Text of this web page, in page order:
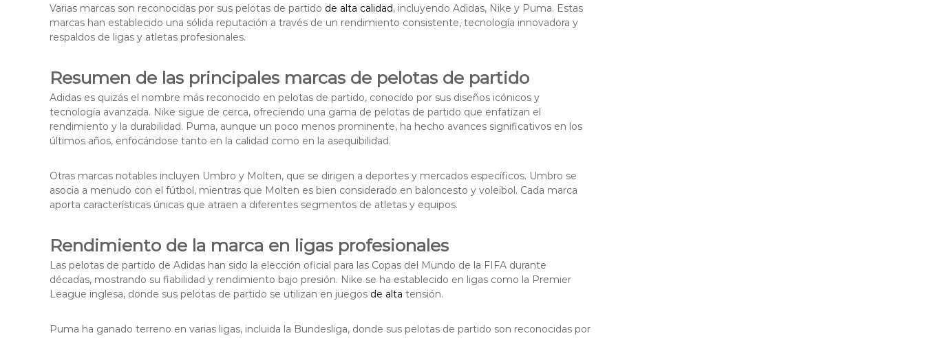
Varias marcas son reconocidas por sus pelotas de partido de alta calidad, incluyendo Adidas, Nike y Puma. Estas
marcas han establecido una sólida reputación a través de un rendimiento consistente, tecnología innovadora y
respaldos de ligas y atletas profesionales.
Resumen de las principales marcas de pelotas de partido
Adidas es quizás el nombre más reconocido en pelotas de partido, conocido por sus diseños icónicos y
tecnología avanzada. Nike sigue de cerca, ofreciendo una gama de pelotas de partido que enfatizan el
rendimiento y la durabilidad. Puma, aunque un poco menos prominente, ha hecho avances significativos en los
últimos años, enfocándose tanto en la calidad como en la asequibilidad.
Otras marcas notables incluyen Umbro y Molten, que se dirigen a deportes y mercados específicos. Umbro se
asocia a menudo con el fútbol, mientras que Molten es bien considerado en baloncesto y voleibol. Cada marca
aporta características únicas que atraen a diferentes segmentos de atletas y equipos.
Rendimiento de la marca en ligas profesionales
Las pelotas de partido de Adidas han sido la elección oficial para las Copas del Mundo de la FIFA durante
décadas, mostrando su fiabilidad y rendimiento bajo presión. Nike se ha establecido en ligas como la Premier
League inglesa, donde sus pelotas de partido se utilizan en juegos de alta tensión.
Puma ha ganado terreno en varias ligas, incluida la Bundesliga, donde sus pelotas de partido son reconocidas por